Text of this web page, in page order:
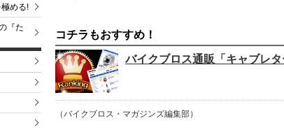
める!
『た
コチラもおすすめ！
バイクブロス通販「キャブレ
（バイクブロス・マガジンズ編集部）